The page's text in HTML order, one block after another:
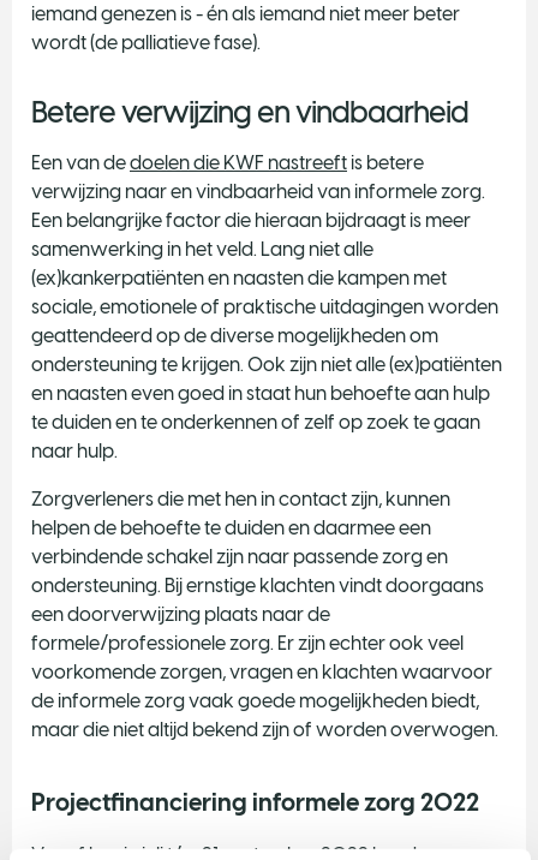
iemand genezen is - én als iemand niet meer beter
wordt (de palliatieve fase).
Betere verwijzing en vindbaarheid
Een van dedoelen die KWF nastreeft is betere
verwijzing naar en vindbaarheid van informele zorg.
Een belangrijke factor die hieraan bijdraagt is meer
samenwerking in het veld. Lang niet alle
(ex)kankerpatiënten en naasten die kampen met
sociale, emotionele of praktische uitdagingen worden
geattendeerd op de diverse mogelijkheden om
ondersteuning te krijgen. Ook zijn niet alle (ex)patiënten
en naasten even goed in staat hun behoefte aan hulp
te duiden en te onderkennen of zelf op zoek te gaan
naar hulp.
Zorgverleners die met hen in contact zijn, kunnen
helpen de behoefte te duiden en daarmee een
verbindende schakel zijn naar passende zorg en
ondersteuning. Bij ernstige klachten vindt doorgaans
een doorverwijzing plaats naar de
formele/professionele zorg. Er zijn echter ook veel
voorkomende zorgen, vragen en klachten waarvoor
de informele zorg vaak goede mogelijkheden biedt,
maar die niet altijd bekend zijn of worden overwogen.
Projectfinanciering informele zorg 2022
Vanaf begin juli t/m 21 september 2022 konden